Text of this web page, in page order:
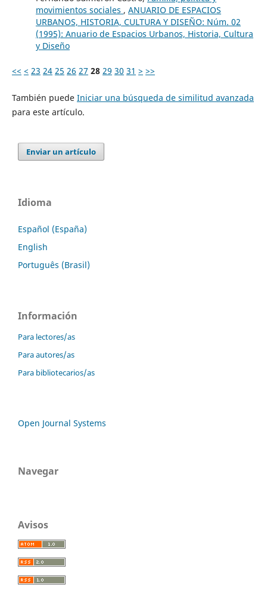
movimientos sociales , ANUARIO DE ESPACIOS
URBANOS, HISTORIA, CULTURA Y DISEÑO: Núm. 02
(1995): Anuario de Espacios Urbanos, Historia, Cultura
y Diseño
<< < 23 24 25 26 27 28 29 30 31 > >>
También puede Iniciar una búsqueda de similitud avanzada
para este artículo.
Enviar un artículo
Idioma
Español (España)
English
Português (Brasil)
Información
Para lectores/as
Para autores/as
Para bibliotecarios/as
Open Journal Systems
Navegar
Avisos